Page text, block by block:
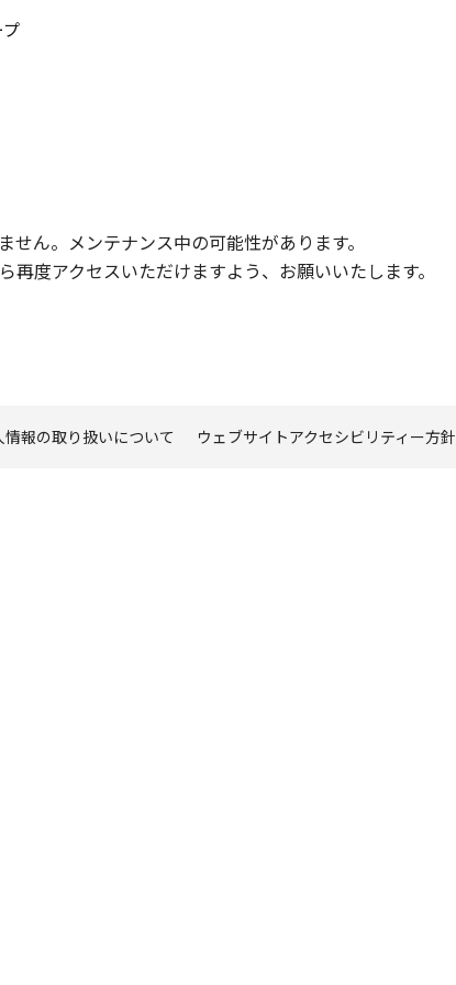
ん。メンテナンス中の可能性があります。
度アクセスいただけますよう、お願いいたします。
情報の取り扱いについて ウェブサイトアクセシビリティー方針